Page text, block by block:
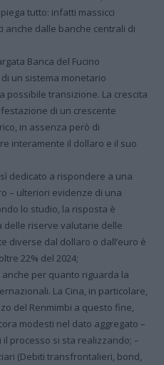
tutto: infatti massicci
anche dalle banche centrali di
Banca del Fucino
un sistema monetario
possibile transizione. La crescita
di un crescente
in assenza però di
interamente il dollaro e il suo
dedicato a rispondere a una
– ulteriori evidenze di una
lo studio, la risposta è
delle riserve valutarie delle
diverse dal dollaro o dall’euro è
22% del 2024;
per quanto riguarda la
La Cina, in particolare,
del Renmimbi a questo fine,
modesti nel dato aggregato –
processo si sta realizzando; –
(Debiti transfrontalieri, bond,